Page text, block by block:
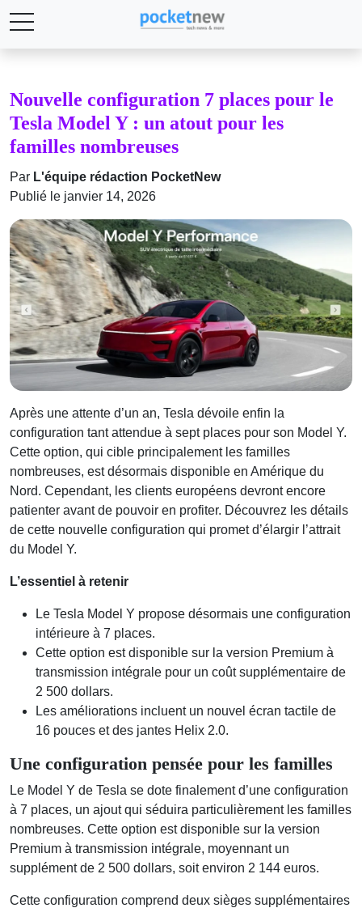
Nouvelle configuration 7 places pour le
Tesla Model Y : un atout pour les
familles nombreuses
Par L'équipe rédaction PocketNew
Publié le janvier 14, 2026
Après une attente d’un an, Tesla dévoile enfin la
configuration tant attendue à sept places pour son Model Y.
Cette option, qui cible principalement les familles
nombreuses, est désormais disponible en Amérique du
Nord. Cependant, les clients européens devront encore
patienter avant de pouvoir en profiter. Découvrez les détails
de cette nouvelle configuration qui promet d’élargir l’attrait
du Model Y.
L’essentiel à retenir
Le Tesla Model Y propose désormais une configuration
intérieure à 7 places.
Cette option est disponible sur la version Premium à
transmission intégrale pour un coût supplémentaire de
2 500 dollars.
Les améliorations incluent un nouvel écran tactile de
16 pouces et des jantes Helix 2.0.
Une configuration pensée pour les familles
Le Model Y de Tesla se dote finalement d’une configuration
à 7 places, un ajout qui séduira particulièrement les familles
nombreuses. Cette option est disponible sur la version
Premium à transmission intégrale, moyennant un
supplément de 2 500 dollars, soit environ 2 144 euros.
Cette configuration comprend deux sièges supplémentaires